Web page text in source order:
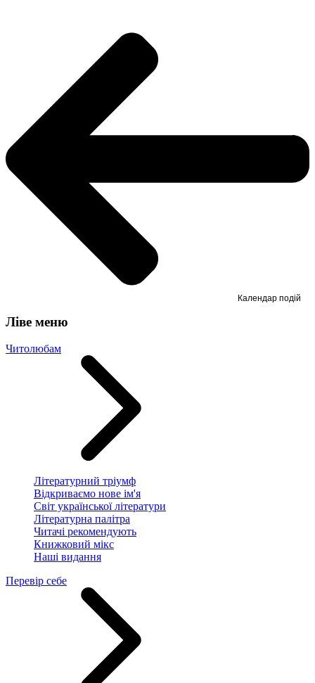
Ліве меню
Читолюбам
Літературний тріумф
Відкриваємо нове ім'я
Світ української літератури
Літературна палітра
Читачі рекомендують
Книжковий мікс
Наші видання
Перевір себе
Календар подій